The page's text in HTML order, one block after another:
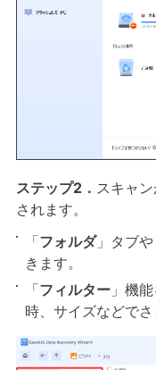
ステップ2． スキャ
されます。
「フォルダ」タブや
きます。
「フィルター」機
時、サイズなどでさ